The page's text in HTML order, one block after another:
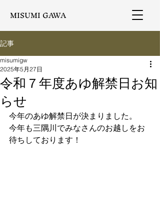
MISUMI GAWA
記事
令和７年度あゆ解禁日お知
らせ
misumigw
2025年5月27日
今年のあゆ解禁日が決まりました。
今年も三隅川でみなさんのお越しをお
待ちしております！